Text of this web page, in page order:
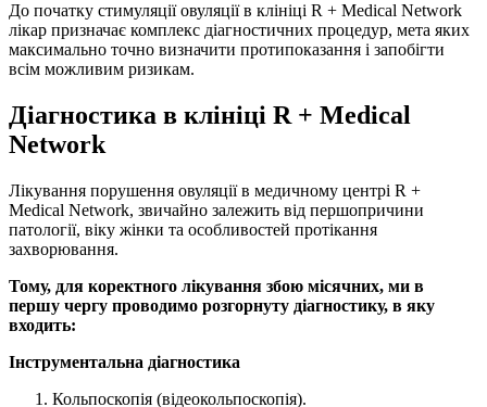
До початку стимуляції овуляції в клініці R + Medical Network
лікар призначає комплекс діагностичних процедур, мета яких
максимально точно визначити протипоказання і запобігти
всім можливим ризикам.
Діагностика в клініці R + Medical
Network
Лікування порушення овуляції в медичному центрі R +
Medical Network, звичайно залежить від першопричини
патології, віку жінки та особливостей протікання
захворювання.
Тому, для коректного лікування збою місячних, ми в
першу чергу проводимо розгорнуту діагностику, в яку
входить:
Інструментальна діагностика
Кольпоскопія (відеокольпоскопія).